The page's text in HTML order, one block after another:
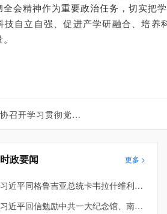
会精神作为重要政治任务，切实把
技自立自强、促进产学研融合、培
的二十届四中全会精神、落实省委十三届十次全会精神青年同志座谈会
时政要闻 更多 >
习近平同格鲁吉亚总统卡韦拉什维利就中格建交34周年互致贺电并共同宣布将双边关系提升为全面战略伙伴关系
习近平回信勉励中共一大纪念馆、南湖革命纪念馆少先队红领巾讲解员